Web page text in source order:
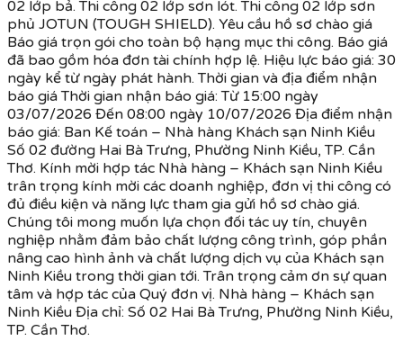
02 lớp bả. Thi công 02 lớp sơn lót. Thi công 02 lớp sơn
phủ JOTUN (TOUGH SHIELD). Yêu cầu hồ sơ chào giá
Báo giá trọn gói cho toàn bộ hạng mục thi công. Báo giá
đã bao gồm hóa đơn tài chính hợp lệ. Hiệu lực báo giá: 30
ngày kể từ ngày phát hành. Thời gian và địa điểm nhận
báo giá Thời gian nhận báo giá: Từ 15:00 ngày
03/07/2026 Đến 08:00 ngày 10/07/2026 Địa điểm nhận
báo giá: Ban Kế toán – Nhà hàng Khách sạn Ninh Kiều
Số 02 đường Hai Bà Trưng, Phường Ninh Kiều, TP. Cần
Thơ. Kính mời hợp tác Nhà hàng – Khách sạn Ninh Kiều
trân trọng kính mời các doanh nghiệp, đơn vị thi công có
đủ điều kiện và năng lực tham gia gửi hồ sơ chào giá.
Chúng tôi mong muốn lựa chọn đối tác uy tín, chuyên
nghiệp nhằm đảm bảo chất lượng công trình, góp phần
nâng cao hình ảnh và chất lượng dịch vụ của Khách sạn
Ninh Kiều trong thời gian tới. Trân trọng cảm ơn sự quan
tâm và hợp tác của Quý đơn vị. Nhà hàng – Khách sạn
Ninh Kiều Địa chỉ: Số 02 Hai Bà Trưng, Phường Ninh Kiều,
TP. Cần Thơ.